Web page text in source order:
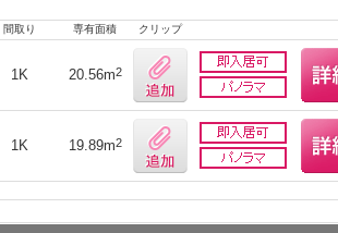
間取り 専有面積 クリップ
1K 20.56m2
1K 19.89m2